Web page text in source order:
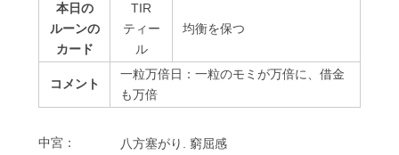
本日の
ルーンの
カード
TIR
ティー
ル
均衡を保つ
コメント
一粒万倍日：一粒のモミが万倍に、借金
も万倍
中宮：
⼋⽅塞がり. 窮屈感